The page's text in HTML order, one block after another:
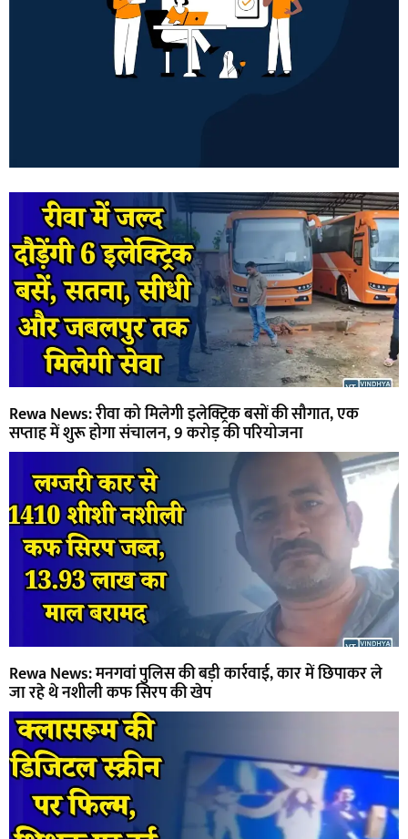
Rewa News: रीवा को मिलेगी इलेक्ट्रिक बसों की सौगात, एक
सप्ताह में शुरू होगा संचालन, 9 करोड़ की परियोजना
Rewa News: मनगवां पुलिस की बड़ी कार्रवाई, कार में छिपाकर ले
जा रहे थे नशीली कफ सिरप की खेप